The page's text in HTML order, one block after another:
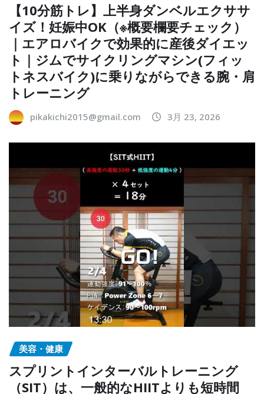
【10分筋トレ】上半身ダンベルエクササ
イズ！妊娠中OK（※概要欄要チェック）
｜エアロバイクで効果的に産後ダイエッ
ト｜ジムでサイクリングマシン(フィッ
トネスバイク)に乗りながらできる腕・肩
トレーニング
pikakichi2015@gmail.com 3月 23, 2026
美容・健康
スプリントインターバルトレーニング
（SIT）は、一般的なHIITよりも短時間